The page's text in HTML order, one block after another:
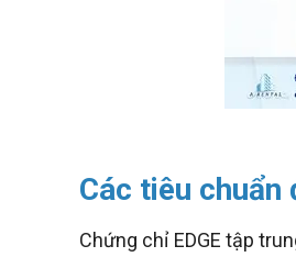
Các tiêu chuẩn
Chứng chỉ EDGE tập